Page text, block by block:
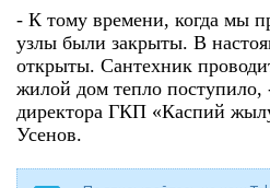
- К тому времени, когда мы
узлы были закрыты. В
открыты. Сантехник
жилой дом тепло поступило,
директора ГКП «Каспий
Усенов.